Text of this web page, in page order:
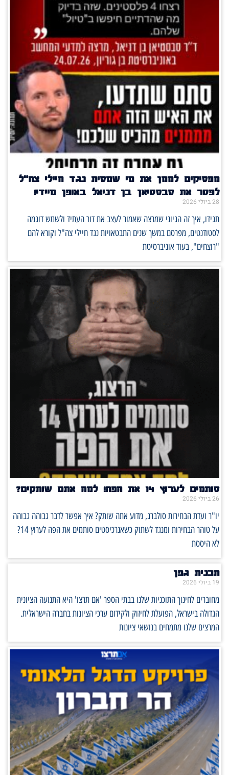
מפסיקים לממן את מי שמסית נגד חיילי צה"ל
לפטר את סבסטיאן בן דניאל באופן מיידי!
28 ביולי 2026
תגידו, איך זה הגיוני שמרצה שאמור לעצב את דור העתיד ולשמש דוגמה
לסטודנטים, מפרסם במשך שנים התבטאויות נגד חיילי צה"ל וקורא להם
"רוצחים", בעוד אוניברסיטת
סותמים לערוץ 14 את הפה! למה אתם שותקים?
26 ביולי 2026
יו"ר ועדת הבחירות סולברג, מדוע אתה שותק? איך אפשר לדבר גבוהה גבוהה
על טוהר הבחירות ומנגד לשתוק כשאנרכיסטים סותמים את הפה לערוץ 14?
לא היססת
תכנית גפן
19 ביולי 2026
מחוברים לחינוך התוכניות שלנו בבתי הספר 'אם תרצו' היא התנועה הציונית
הגדולה בישראל, הפועלת לחיזוק ולקידום ערכי הציונות בחברה הישראלית.
המרצים שלנו מתמחים בנושאי ציונות